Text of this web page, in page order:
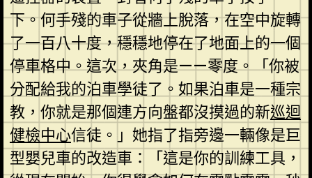
下。何手殘的車子從牆上脫落，在空中旋轉
了一百八十度，穩穩地停在了地面上的一個
停車格中。這次，夾角是——零度。「你被
分配給我的泊車學徒了。如果泊車是一種宗
教，你就是那個連方向盤都沒摸過的新巡迴
健檢中心信徒。」她指了指旁邊一輛像是巨
型嬰兒車的改造車：「這是你的訓練工具，